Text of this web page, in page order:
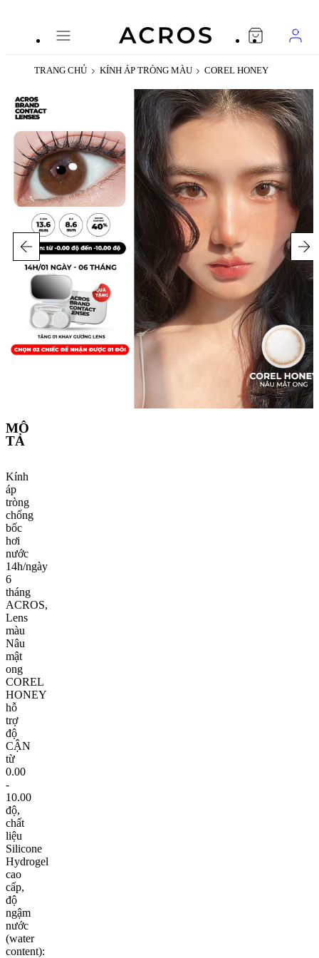
TRANG CHỦ KÍNH ÁP TRÒNG MÀU COREL HONEY
MÔ
TẢ
Kính
áp
tròng
chống
bốc
hơi
nước
14h/ngày
6
tháng
ACROS,
Lens
màu
Nâu
mật
ong
COREL
HONEY
hỗ
trợ
độ
CẬN
từ
0.00
-
10.00
độ,
chất
liệu
Silicone
Hydrogel
cao
cấp,
độ
ngậm
nước
(water
content):